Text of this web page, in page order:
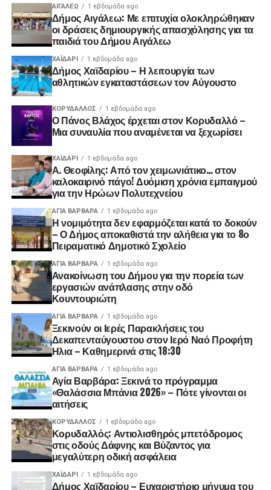
ΑΙΓΑΛΕΩ 1 εβδομάδα ago
Δήμος Αιγάλεω: Με επιτυχία ολοκληρώθηκαν
οι δράσεις δημιουργικής απασχόλησης για τα
παιδιά του Δήμου Αιγάλεω
ΧΑΪΔΑΡΙ 1 εβδομάδα ago
Δήμος Χαϊδαρίου – Η λειτουργία των
αθλητικών εγκαταστάσεων τον Αύγουστο
ΚΟΡΥΔΑΛΛΟΣ 1 εβδομάδα ago
Ο Πάνος Βλάχος έρχεται στον Κορυδαλλό –
Μια συναυλία που αναμένεται να ξεχωρίσει
ΧΑΪΔΑΡΙ 1 εβδομάδα ago
Α. Θεοφίλης: Από τον χειμωνιάτικο… στον
καλοκαιρινό πάγο! ​Δυόμιση χρόνια εμπαιγμού
για την Ηρώων Πολυτεχνείου
ΑΓΙΑ ΒΑΡΒΑΡΑ 1 εβδομάδα ago
Η νομιμότητα δεν εφαρμόζεται κατά το δοκούν
– Ο Δήμος αποκαθιστά την αλήθεια για το 8ο
Πειραματικό Δημοτικό Σχολείο
ΑΓΙΑ ΒΑΡΒΑΡΑ 1 εβδομάδα ago
Ανακοίνωση του Δήμου για την πορεία των
εργασιών ανάπλασης στην οδό
Κουντουριώτη
ΑΓΙΑ ΒΑΡΒΑΡΑ 1 εβδομάδα ago
Ξεκινούν οι Ιερές Παρακλήσεις του
Δεκαπενταύγουστου στον Ιερό Ναό Προφήτη
Ηλια – Καθημερινά στις 18:30
ΑΓΙΑ ΒΑΡΒΑΡΑ 1 εβδομάδα ago
Αγία Βαρβάρα: Ξεκινά το πρόγραμμα
«Θαλάσσια Μπάνια 2026» – Πότε γίνονται οι
αιτήσεις
ΚΟΡΥΔΑΛΛΟΣ 1 εβδομάδα ago
Κορυδαλλός: Αντιολισθηρός μπετόδρομος
στις οδούς Δάφνης και Βύζαντος για
μεγαλύτερη οδική ασφάλεια
ΧΑΪΔΑΡΙ 1 εβδομάδα ago
Δήμος Χαϊδαρίου – Ευχαριστήριο μήνυμα του